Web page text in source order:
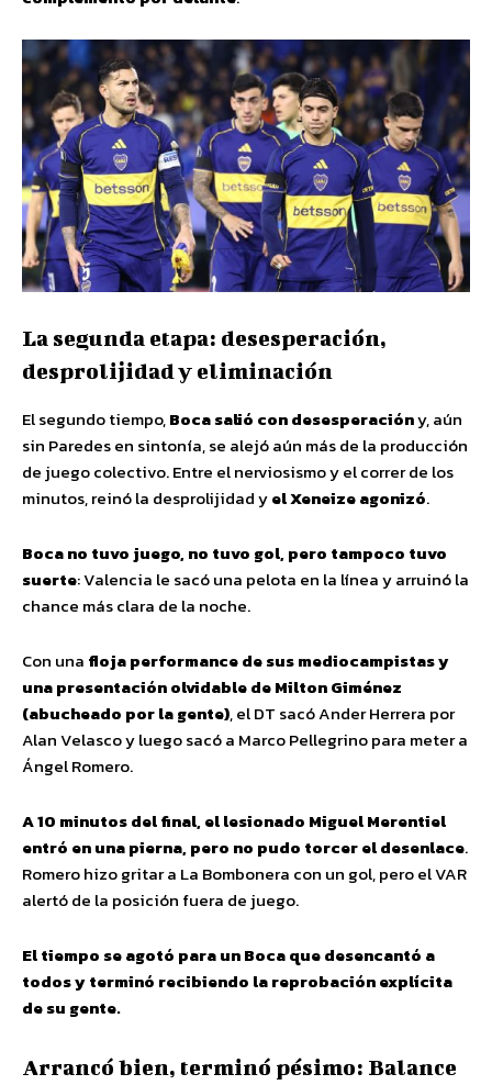
La segunda etapa: desesperación,
desprolijidad y eliminación
El segundo tiempo,Boca salió con desesperacióny, aún
sin Paredes en sintonía, se alejó aún más de la producción
de juego colectivo. Entre el nerviosismo y el correr de los
minutos, reinó la desprolijidad yel Xeneize agonizó.
Boca no tuvo juego, no tuvo gol, pero tampoco tuvo
suerte: Valencia le sacó una pelota en la línea y arruinó la
chance más clara de la noche.
Con una floja performance de sus mediocampistas y
una presentación olvidable de Milton Giménez
(abucheado por la gente), el DT sacó Ander Herrera por
Alan Velasco y luego sacó a Marco Pellegrino para meter a
Ángel Romero.
A 10 minutos del final, el lesionado Miguel Merentiel
entró en una pierna, pero no pudo torcer el desenlace.
Romero hizo gritar a La Bombonera con un gol, pero el VAR
alertó de la posición fuera de juego.
El tiempo se agotó para un Boca que desencantó a
todos y terminó recibiendo la reprobación explícita
de su gente.
Arrancó bien, terminó pésimo: Balance